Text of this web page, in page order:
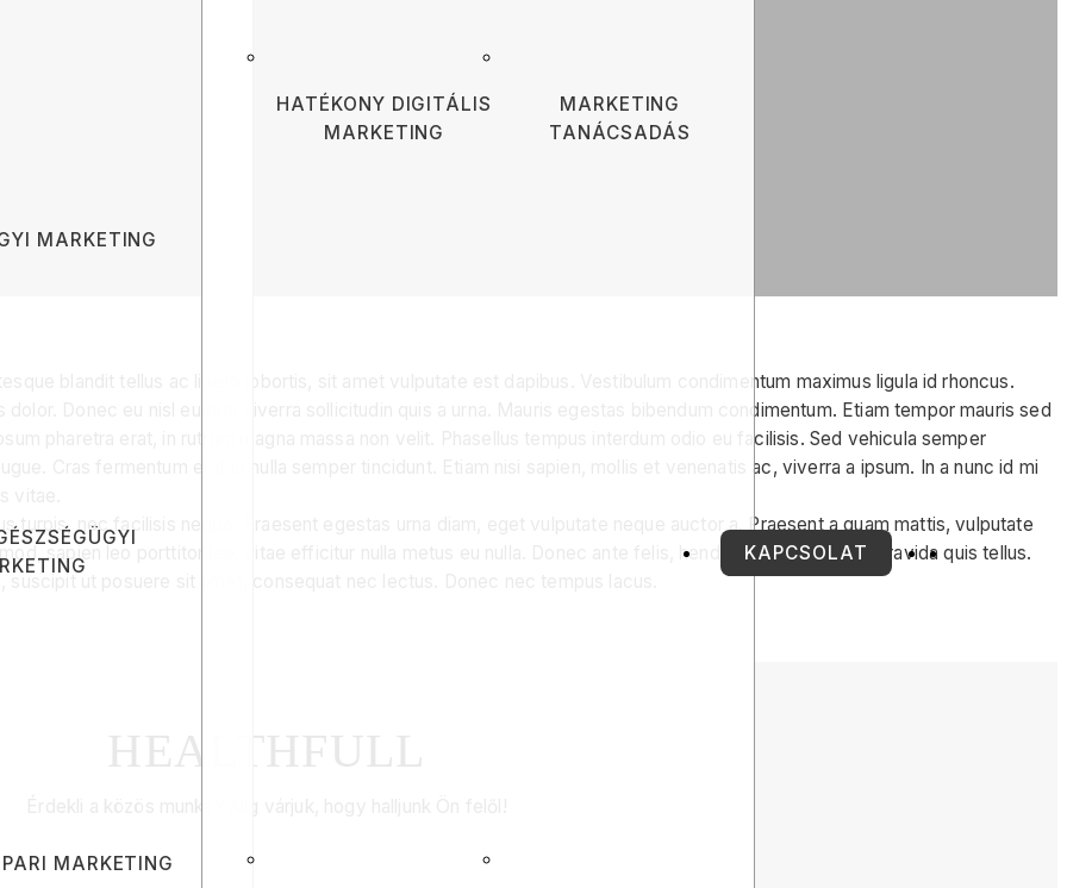
MARKETING
MARKETING
HATÉKONY DIGITÁLIS
MARKETING
MARKETING
TANÁCSADÁS
KAPCSOLAT
blandit tellus ac libero lobortis, sit amet vulputate est dapibus. Vestibulum condimentum maximus ligula id rhoncus.
Donec eu nisl eu orci viverra sollicitudin quis a urna. Mauris egestas bibendum condimentum. Etiam tempor mauris sed
pharetra erat, in rutrum magna massa non velit. Phasellus tempus interdum odio eu facilisis. Sed vehicula semper
Cras fermentum erat id nulla semper tincidunt. Etiam nisi sapien, mollis et venenatis ac, viverra a ipsum. In a nunc id mi
turpis, nec facilisis neque. Praesent egestas urna diam, eget vulputate neque auctor a. Praesent a quam mattis, vulputate
sapien leo porttitor leo, vitae efficitur nulla metus eu nulla. Donec ante felis, hendrerit in ornare nec, gravida quis tellus.